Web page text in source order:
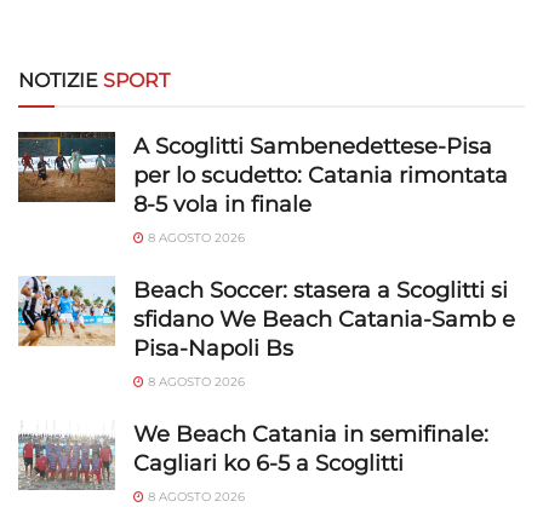
NOTIZIE SPORT
A Scoglitti Sambenedettese-Pisa
per lo scudetto: Catania rimontata
8-5 vola in finale
8 AGOSTO 2026
Beach Soccer: stasera a Scoglitti si
sfidano We Beach Catania-Samb e
Pisa-Napoli Bs
8 AGOSTO 2026
We Beach Catania in semifinale:
Cagliari ko 6-5 a Scoglitti
8 AGOSTO 2026